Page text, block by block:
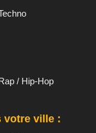
/ Hip-Hop
votre ville :